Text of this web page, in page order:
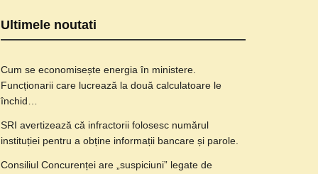
Ultimele noutati
Cum se economisește energia în ministere.
Funcționarii care lucrează la două calculatoare le
închid…
SRI avertizează că infractorii folosesc numărul
instituției pentru a obține informații bancare și parole.
Consiliul Concurenței are „suspiciuni” legate de